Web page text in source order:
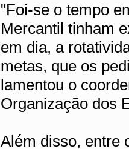
"Foi-se o tempo
Mercantil tinham
em dia, a
metas, que os
lamentou o
Organização dos
Além disso, entre